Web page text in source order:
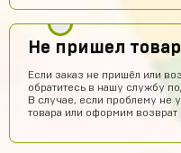
Не пришел
Если заказ не пришёл или
обратитесь в нашу службу
В случае, если проблему не
товара или оформим возврат
Техническая
Обратитесь к
помогут
Егор Карачев